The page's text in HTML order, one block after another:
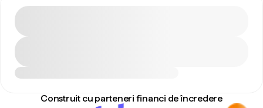
Construit cu parteneri financi de încredere